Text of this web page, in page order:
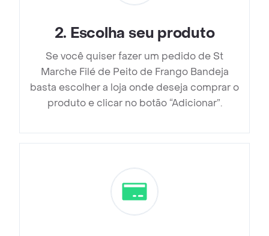
2. Escolha seu produto
Se você quiser fazer um pedido de St
Marche Filé de Peito de Frango Bandeja
basta escolher a loja onde deseja comprar o
produto e clicar no botão “Adicionar”.